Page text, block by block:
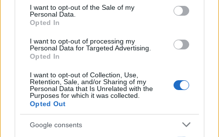
consent section.
I want to opt-out of the Sale of my
Personal Data.
Opted In
I want to opt-out of processing my
Personal Data for Targeted Advertising.
Opted In
I want to opt-out of Collection, Use,
Retention, Sale, and/or Sharing of my
Personal Data that Is Unrelated with the
Purposes for which it was collected.
Opted Out
Google consents
Πιο σχολιασμένα
Μητσοτάκης στην υπογραφή συμφωνίας
Κύπρου: «Ισχυρή ψήφος εμπιστοσύνης» η
είσοδος της Meridiam στην GSI
Το τελευταίο αντίο στον Γιάννη
Βαρβιτσιώτη: «Ήταν φτιαγμένος από
εκείνο το σπάνιο μέταλλο μιας άλλης
εποχής», είπε ο Κυριάκος Μητσοτάκης
στον επικήδειο